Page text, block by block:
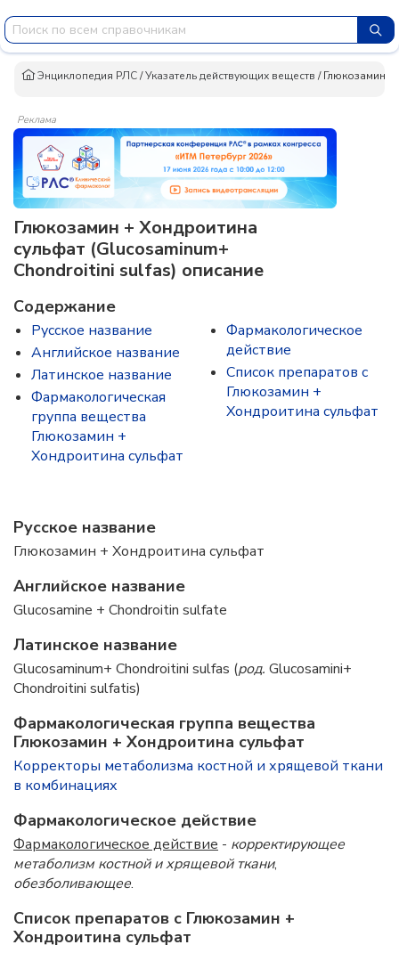
Энциклопедия РЛС/Указатель действующих веществ /Глюкозамин
Реклама
Глюкозамин + Хондроитина
сульфат (Glucosaminum+
Chondroitini sulfas) описание
Содержание
Русское название
Английское название
Латинское название
Фармакологическая
группа вещества
Глюкозамин +
Хондроитина сульфат
Фармакологическое
действие
Список препаратов с
Глюкозамин +
Хондроитина сульфат
Русское название
Глюкозамин + Хондроитина сульфат
Английское название
Glucosamine + Chondroitin sulfate
Латинское название
Glucosaminum+ Chondroitini sulfas (род. Glucosamini+
Chondroitini sulfatis)
Фармакологическая группа вещества
Глюкозамин + Хондроитина сульфат
Корректоры метаболизма костной и хрящевой ткани
в комбинациях
Фармакологическое действие
Фармакологическое действие - корректирующее
метаболизм костной и хрящевой ткани,
обезболивающее.
Список препаратов с Глюкозамин +
Хондроитина сульфат